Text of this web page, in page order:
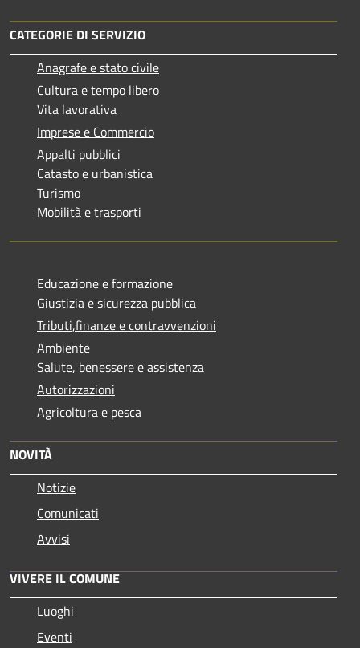
CATEGORIE DI SERVIZIO
Anagrafe e stato civile
Cultura e tempo libero
Vita lavorativa
Imprese e Commercio
Appalti pubblici
Catasto e urbanistica
Turismo
Mobilità e trasporti
Educazione e formazione
Giustizia e sicurezza pubblica
Tributi,finanze e contravvenzioni
Ambiente
Salute, benessere e assistenza
Autorizzazioni
Agricoltura e pesca
NOVITÀ
Notizie
Comunicati
Avvisi
VIVERE IL COMUNE
Luoghi
Eventi